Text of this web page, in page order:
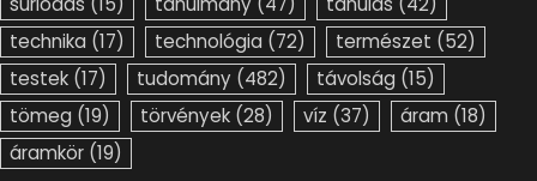
technika (17) technológia (72) természet (52)
testek (17) tudomány (482) távolság (15)
tömeg (19) törvények (28) víz (37) áram (18)
áramkör (19)